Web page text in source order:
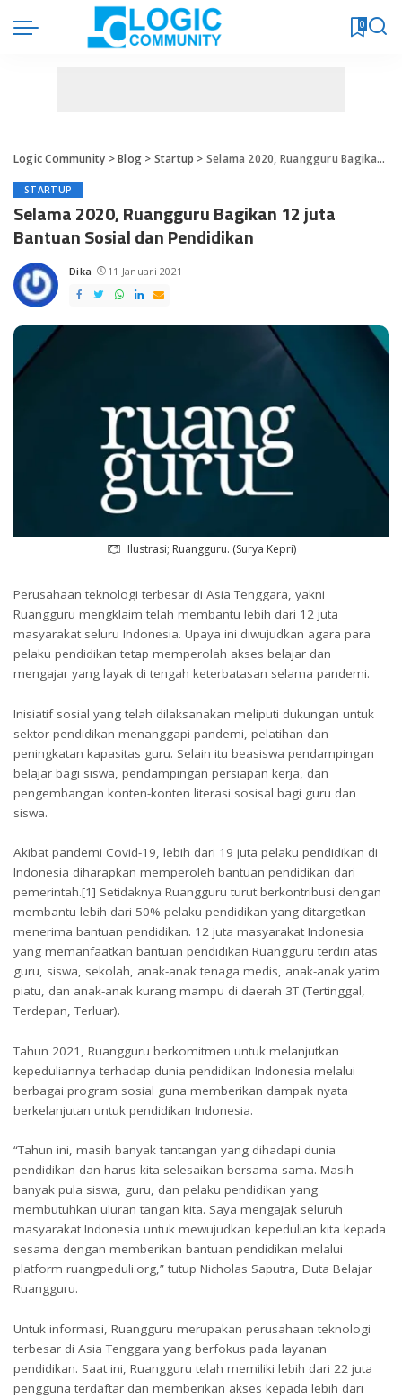
0
Logic Community >Blog> Startup > Selama 2020, Ruangguru Bagikan 12 juta Bantuan Sosial dan Pendidikan
STARTUP
Selama 2020, Ruangguru Bagikan 12 juta
Bantuan Sosial dan Pendidikan
Posted
by
Dika 11 Januari 2021
Ilustrasi; Ruangguru. (Surya Kepri)
Perusahaan teknologi terbesar di Asia Tenggara, yakni
Ruangguru mengklaim telah membantu lebih dari 12 juta
masyarakat seluru Indonesia. Upaya ini diwujudkan agara para
pelaku pendidikan tetap memperolah akses belajar dan
mengajar yang layak di tengah keterbatasan selama pandemi.
Inisiatif sosial yang telah dilaksanakan meliputi dukungan untuk
sektor pendidikan menanggapi pandemi, pelatihan dan
peningkatan kapasitas guru. Selain itu beasiswa pendampingan
belajar bagi siswa, pendampingan persiapan kerja, dan
pengembangan konten-konten literasi sosisal bagi guru dan
siswa.
Akibat pandemi Covid-19, lebih dari 19 juta pelaku pendidikan di
Indonesia diharapkan memperoleh bantuan pendidikan dari
pemerintah.[1] Setidaknya Ruangguru turut berkontribusi dengan
membantu lebih dari 50% pelaku pendidikan yang ditargetkan
menerima bantuan pendidikan. 12 juta masyarakat Indonesia
yang memanfaatkan bantuan pendidikan Ruangguru terdiri atas
guru, siswa, sekolah, anak-anak tenaga medis, anak-anak yatim
piatu, dan anak-anak kurang mampu di daerah 3T (Tertinggal,
Terdepan, Terluar).
Tahun 2021, Ruangguru berkomitmen untuk melanjutkan
kepeduliannya terhadap dunia pendidikan Indonesia melalui
berbagai program sosial guna memberikan dampak nyata
berkelanjutan untuk pendidikan Indonesia.
“Tahun ini, masih banyak tantangan yang dihadapi dunia
pendidikan dan harus kita selesaikan bersama-sama. Masih
banyak pula siswa, guru, dan pelaku pendidikan yang
membutuhkan uluran tangan kita. Saya mengajak seluruh
masyarakat Indonesia untuk mewujudkan kepedulian kita kepada
sesama dengan memberikan bantuan pendidikan melalui
platform ruangpeduli.org,” tutup Nicholas Saputra, Duta Belajar
Ruangguru.
Untuk informasi, Ruangguru merupakan perusahaan teknologi
terbesar di Asia Tenggara yang berfokus pada layanan
pendidikan. Saat ini, Ruangguru telah memiliki lebih dari 22 juta
pengguna terdaftar dan memberikan akses kepada lebih dari